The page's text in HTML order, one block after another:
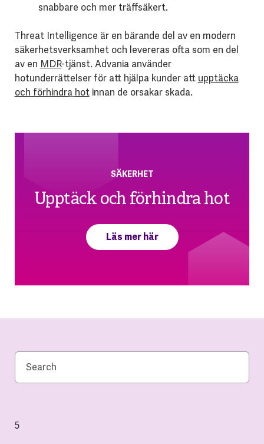
snabbare och mer träffsäkert.
Threat Intelligence är en bärande del av en modern
säkerhetsverksamhet och levereras ofta som en del
av en MDR-tjänst. Advania använder
hotunderrättelser för att hjälpa kunder att upptäcka
och förhindra hotinnan de orsakar skada.
SÄKERHET
Upptäck och förhindra hot
Läs mer här
5